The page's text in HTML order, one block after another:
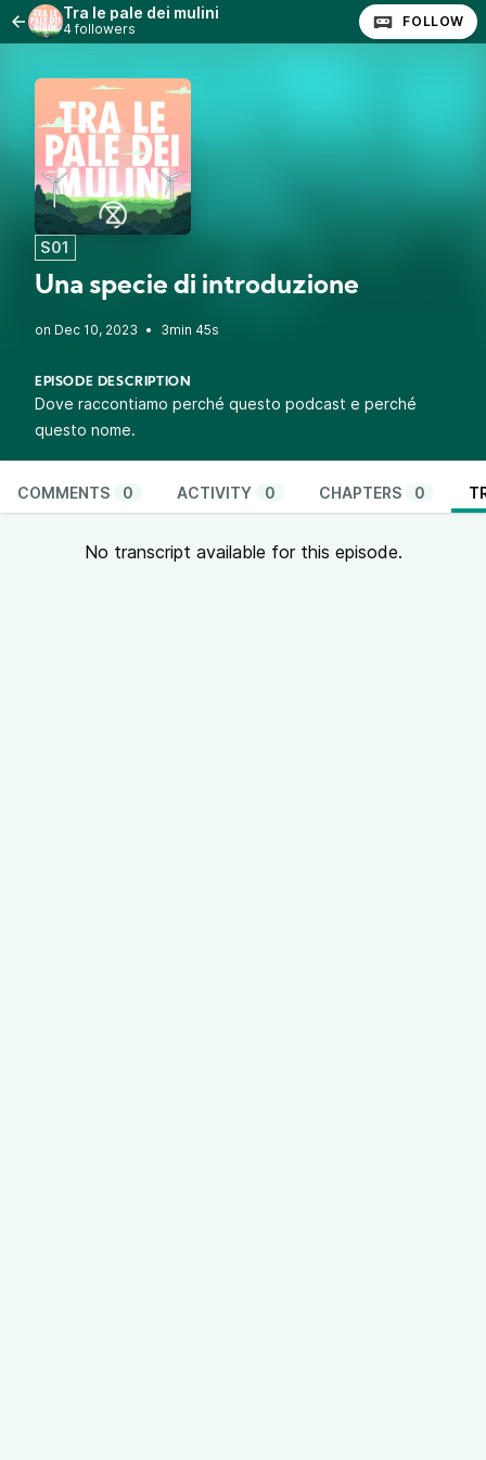
Tra le pale dei mulini
4 followers FOLLOW
S01
Una specie di introduzione
• 3min 45s
EPISODE DESCRIPTION
Dove raccontiamo perché questo podcast e perché
questo nome.
COMMENTS 0 ACTIVITY 0 CHAPTERS 0
No transcript available for this episode.